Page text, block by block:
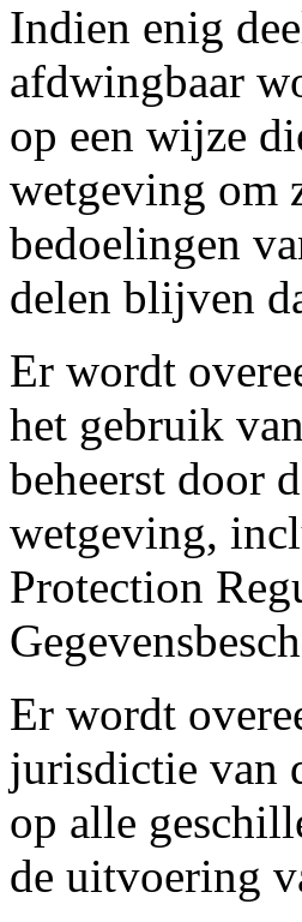
Indien enig
afdwingbaar
op een wijze
wetgeving om
bedoelingen
delen blijven
Er wordt
het gebruik
beheerst door
wetgeving,
Protection
Er wordt
jurisdictie van
op alle
de uitvoering